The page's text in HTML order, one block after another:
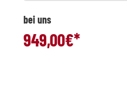
bei uns
949,00€*